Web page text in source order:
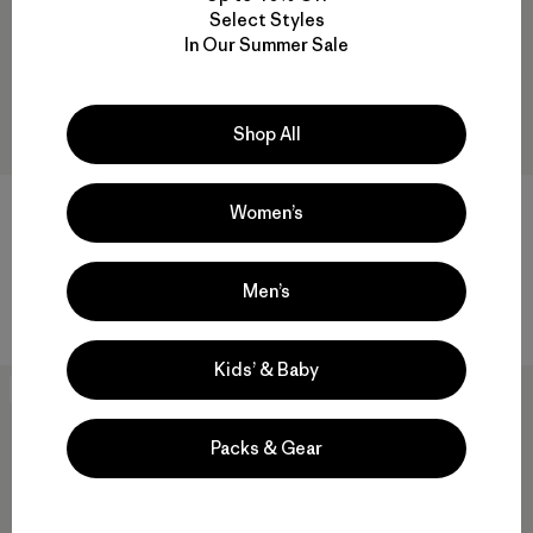
Valoración: 5.0 / 5
+2
Valoración: 4.6 / 5 Comentarios
Select Styles
In Our Summer Sale
Shop All
Women’s
Men’s
Kids’ & Baby
Packs & Gear